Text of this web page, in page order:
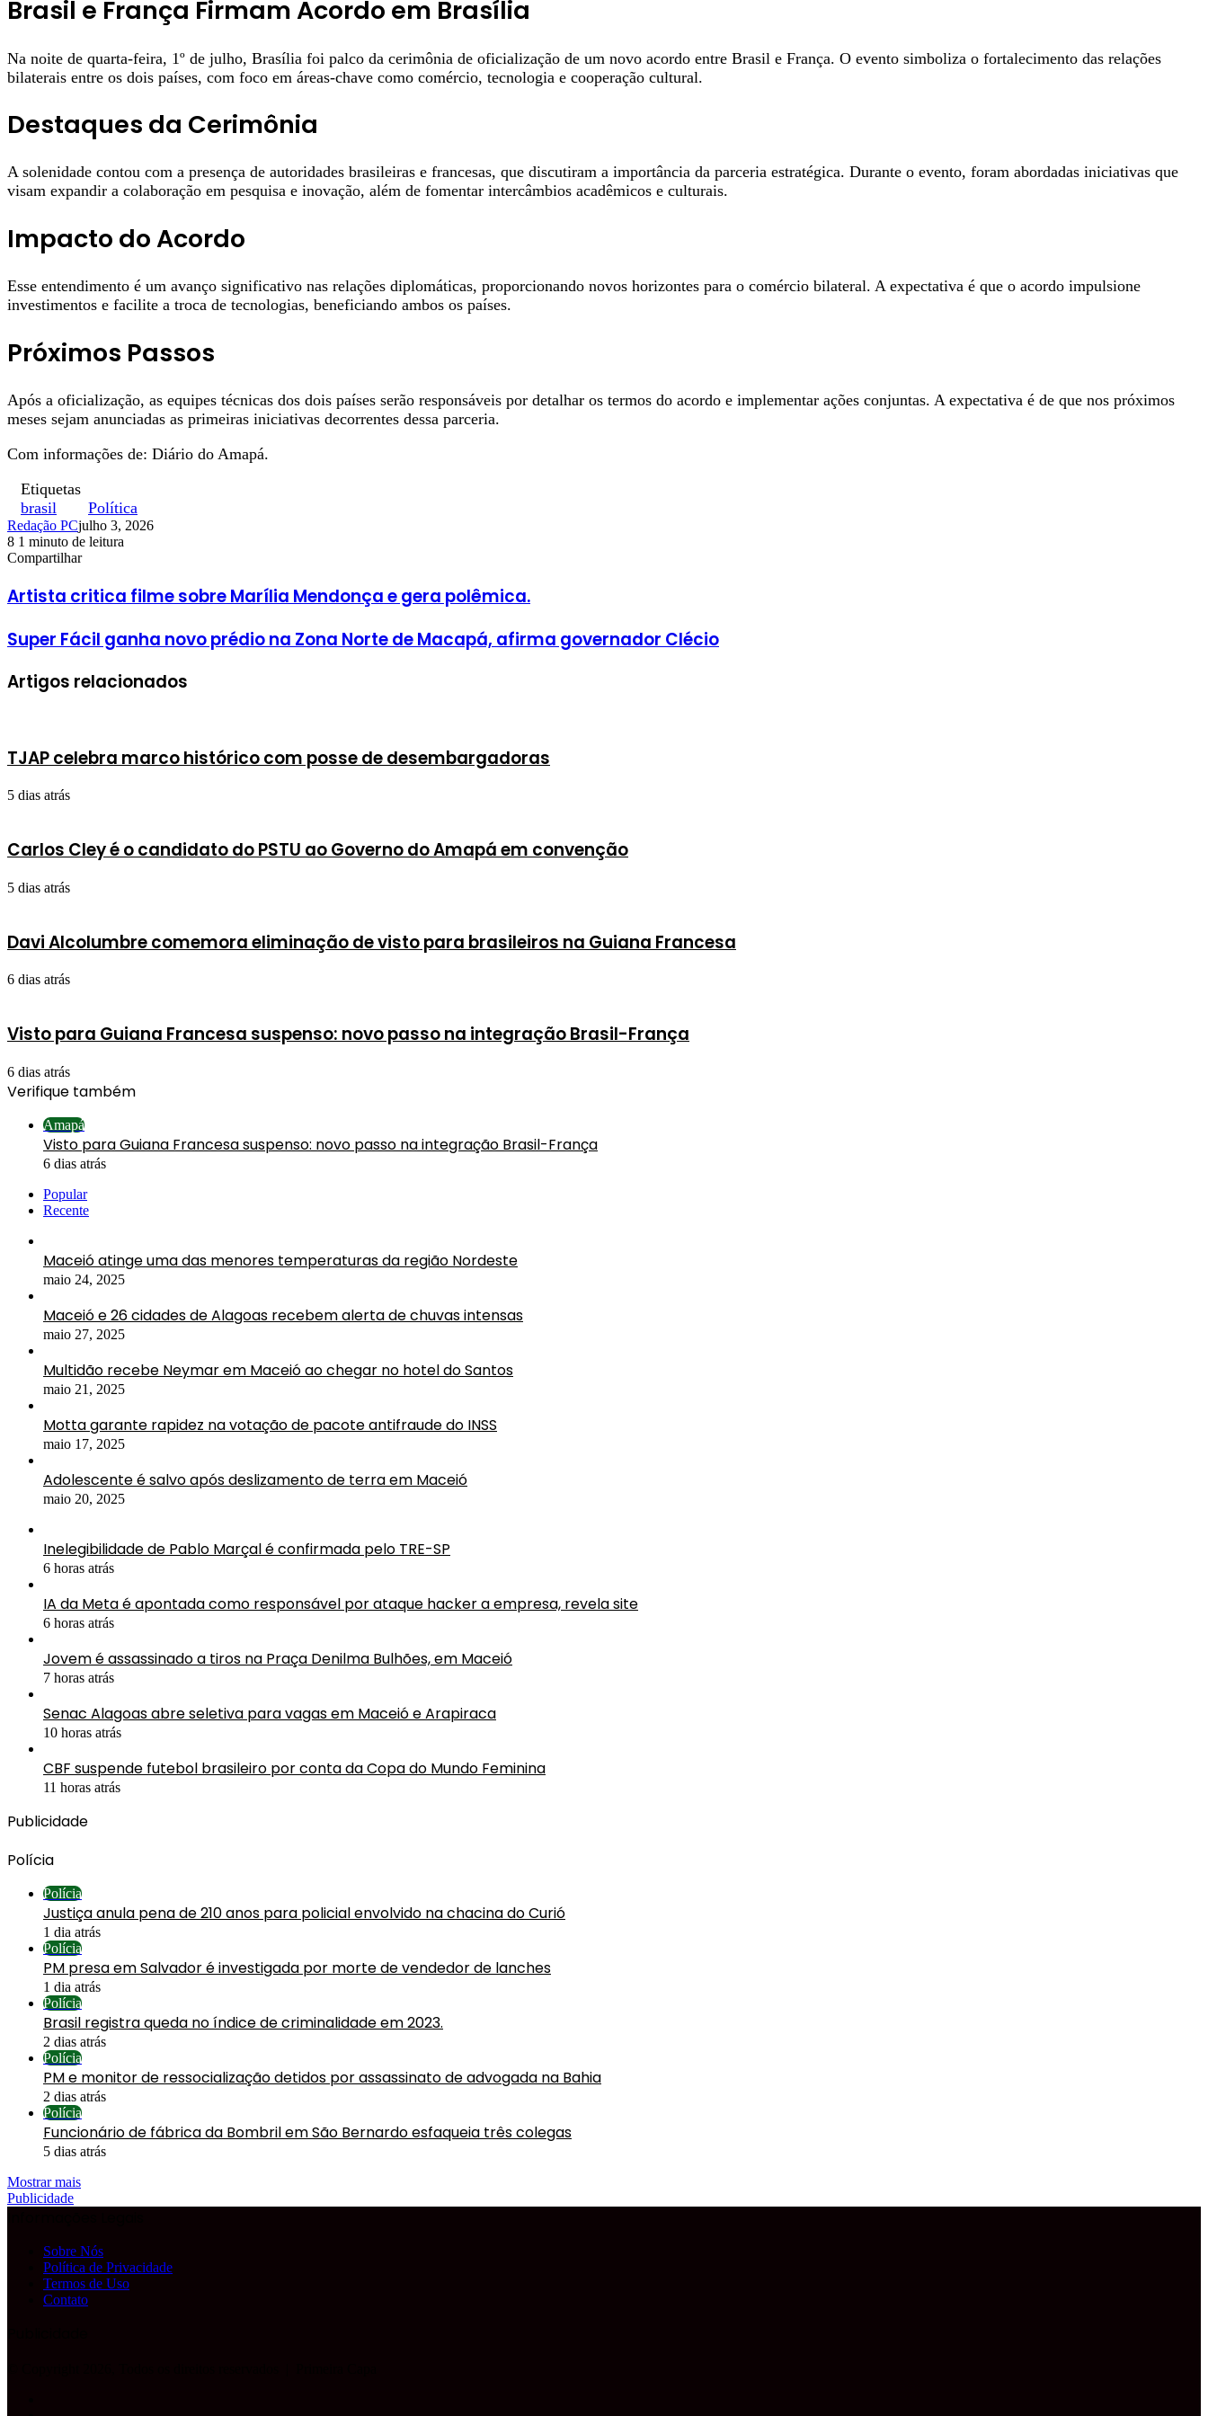
Brasil e França Firmam Acordo em Brasília
Na noite de quarta-feira, 1º de julho, Brasília foi palco da cerimônia de oficialização de um novo acordo entre Brasil e França. O evento simboliza o fortalecimento das relações
bilaterais entre os dois países, com foco em áreas-chave como comércio, tecnologia e cooperação cultural.
Destaques da Cerimônia
A solenidade contou com a presença de autoridades brasileiras e francesas, que discutiram a importância da parceria estratégica. Durante o evento, foram abordadas iniciativas que
visam expandir a colaboração em pesquisa e inovação, além de fomentar intercâmbios acadêmicos e culturais.
Impacto do Acordo
Esse entendimento é um avanço significativo nas relações diplomáticas, proporcionando novos horizontes para o comércio bilateral. A expectativa é que o acordo impulsione
investimentos e facilite a troca de tecnologias, beneficiando ambos os países.
Próximos Passos
Após a oficialização, as equipes técnicas dos dois países serão responsáveis por detalhar os termos do acordo e implementar ações conjuntas. A expectativa é de que nos próximos
meses sejam anunciadas as primeiras iniciativas decorrentes dessa parceria.
Com informações de: Diário do Amapá.
Etiquetas
brasil
Política
Redação PCjulho 3, 2026
8 1 minuto de leitura
Facebook
X
Linkedin
Pinterest
WhatsApp
Telegram
Compartilhar
Artista critica filme sobre Marília Mendonça e gera polêmica.
Super Fácil ganha novo prédio na Zona Norte de Macapá, afirma governador Clécio
Artigos relacionados
TJAP celebra marco histórico com posse de desembargadoras
5 dias atrás
Carlos Cley é o candidato do PSTU ao Governo do Amapá em convenção
5 dias atrás
Davi Alcolumbre comemora eliminação de visto para brasileiros na Guiana Francesa
6 dias atrás
Visto para Guiana Francesa suspenso: novo passo na integração Brasil-França
6 dias atrás
Verifique também
Amapá
Visto para Guiana Francesa suspenso: novo passo na integração Brasil-França
6 dias atrás
Popular
Recente
Maceió atinge uma das menores temperaturas da região Nordeste
maio 24, 2025
Maceió e 26 cidades de Alagoas recebem alerta de chuvas intensas
maio 27, 2025
Multidão recebe Neymar em Maceió ao chegar no hotel do Santos
maio 21, 2025
Motta garante rapidez na votação de pacote antifraude do INSS
maio 17, 2025
Adolescente é salvo após deslizamento de terra em Maceió
maio 20, 2025
Inelegibilidade de Pablo Marçal é confirmada pelo TRE-SP
6 horas atrás
IA da Meta é apontada como responsável por ataque hacker a empresa, revela site
6 horas atrás
Jovem é assassinado a tiros na Praça Denilma Bulhões, em Maceió
7 horas atrás
Senac Alagoas abre seletiva para vagas em Maceió e Arapiraca
10 horas atrás
CBF suspende futebol brasileiro por conta da Copa do Mundo Feminina
11 horas atrás
Publicidade
Polícia
Polícia
Justiça anula pena de 210 anos para policial envolvido na chacina do Curió
1 dia atrás
Polícia
PM presa em Salvador é investigada por morte de vendedor de lanches
1 dia atrás
Polícia
Brasil registra queda no índice de criminalidade em 2023.
2 dias atrás
Polícia
PM e monitor de ressocialização detidos por assassinato de advogada na Bahia
2 dias atrás
Polícia
Funcionário de fábrica da Bombril em São Bernardo esfaqueia três colegas
5 dias atrás
Mostrar mais
Publicidade
Sobre Nós
Política de Privacidade
Termos de Uso
Contato